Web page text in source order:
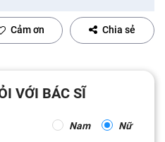
Cảm ơn Chia sẻ
VỚI BÁC SĨ
Nam Nữ